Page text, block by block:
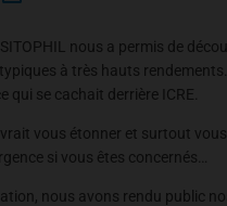
nous a permis de
à très hauts
qui se cachait derrière ICRE.
vous étonner et surtout
si vous êtes concernés…
nous avons rendu public